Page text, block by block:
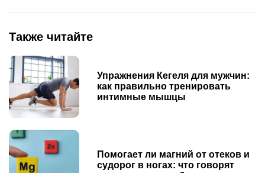
Также читайте
Упражнения Кегеля для мужчин:
как правильно тренировать
интимные мышцы
Помогает ли магний от отеков и
судорог в ногах: что говорят